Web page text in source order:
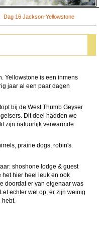
Dag 16 Jackson-Yellowstone
Yellowstone is een inmens
jaar al een paar dagen
bij de West Thumb Geyser
Dit deel hadden we
zijn natuurlijk verwarmde
prairie dogs, robin's.
shoshone lodge & guest
het hier heel leuk en ook
doordat er van eigenaar was
echter wel op, er zijn weinig
hebt.